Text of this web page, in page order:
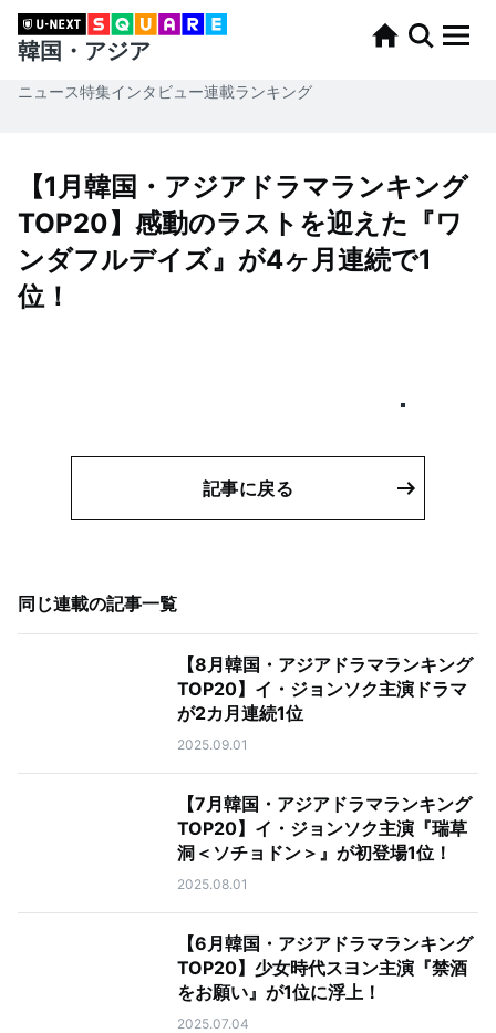
韓国・アジア
ニュース特集インタビュー連載ランキング
【1月韓国・アジアドラマランキング
TOP20】感動のラストを迎えた『ワ
ンダフルデイズ』が4ヶ月連続で1
位！
記事に戻る
同じ連載の記事一覧
【8月韓国・アジアドラマランキング
TOP20】イ・ジョンソク主演ドラマ
が2カ月連続1位
2025.09.01
【7月韓国・アジアドラマランキング
TOP20】イ・ジョンソク主演『瑞草
洞＜ソチョドン＞』が初登場1位！
2025.08.01
【6月韓国・アジアドラマランキング
TOP20】少女時代スヨン主演『禁酒
をお願い』が1位に浮上！
2025.07.04